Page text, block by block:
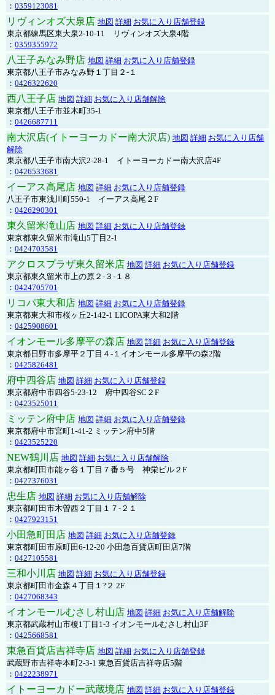
： 0359123081
リヴィンオズ大泉店 地図 詳細 お気に入り店舗登録
東京都練馬区東大泉2-10-11 リヴィンオズ大泉4階
： 0359355972
八王子みなみ野店 地図 詳細 お気に入り店舗登録
東京都八王子市みなみ野１丁目２-１
： 0426322620
西八王子店 地図 詳細 お気に入り店舗解除
東京都八王子市並木町35-1
： 0426687711
南大沢店(イトーヨーカドー南大沢店) 地図 詳細 お気に入り店舗
解除
東京都八王子市南大沢2-28-1 イトーヨーカドー南大沢店4F
： 0426533681
イーアス高尾店 地図 詳細 お気に入り店舗登録
八王子市東浅川町550-1 イーアス高尾２F
： 0426290301
東久留米滝山店 地図 詳細 お気に入り店舗登録
東京都東久留米市滝山5丁目2-1
： 0424703581
アクロスプラザ東久留米店 地図 詳細 お気に入り店舗登録
東京都東久留米市上の原２-３-１８
： 0424705701
リコパ東大和店 地図 詳細 お気に入り店舗登録
東京都東大和市桜ヶ丘2-142-1 LICOPA東大和2階
： 0425908601
イオンモール多摩平の森店 地図 詳細 お気に入り店舗登録
東京都日野市多摩平２丁目４-１イオンモール多摩平の森2階
： 0425826481
府中四谷店 地図 詳細 お気に入り店舗登録
東京都府中市四谷5-23-12 府中四谷SC２F
： 0423525011
ミッテン府中店 地図 詳細 お気に入り店舗登録
東京都府中市宮町1-41-2 ミッテン府中5階
： 0423525220
NEW鶴川店 地図 詳細 お気に入り店舗解除
東京都町田市能ヶ谷１丁目７番５号 神栄ビル２F
： 0427376031
忠生店 地図 詳細 お気に入り店舗解除
東京都町田市木曽西２丁目１７-２１
： 0427923151
小田急町田店 地図 詳細 お気に入り店舗登録
東京都町田市原町田6-12-20 小田急百貨店町田店7階
： 0427105581
三和小川店 地図 詳細 お気に入り店舗登録
東京都町田市金森４丁目１?２ 2F
： 0427068343
イオンモールむさし村山店 地図 詳細 お気に入り店舗解除
東京都武蔵村山市榎1丁目1-3 イオンモールむさし村山3F
： 0425668581
東急百貨店吉祥寺店 地図 詳細 お気に入り店舗登録
武蔵野市吉祥寺本町2-3-1 東急百貨店吉祥寺店5階
： 0422238971
イトーヨーカドー武蔵境店 地図 詳細 お気に入り店舗登録